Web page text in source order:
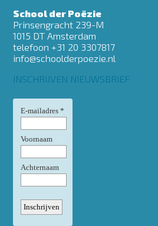
School der Poëzie
Prinsengracht 239-M
1015 DT Amsterdam
telefoon +31 20 3307817
info@schoolderpoezie.nl
INSCHRIJVEN NIEUWSBRIEF